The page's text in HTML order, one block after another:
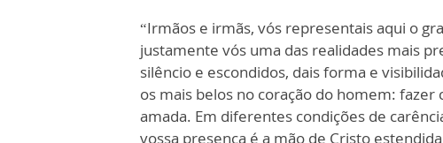
“Irmãos e irmãs, vós representais aqui o
justamente vós uma das realidades mais
silêncio e escondidos, dais forma e
os mais belos no coração do homem: fazer
amada. Em diferentes condições de
vossa presença é a mão de Cristo